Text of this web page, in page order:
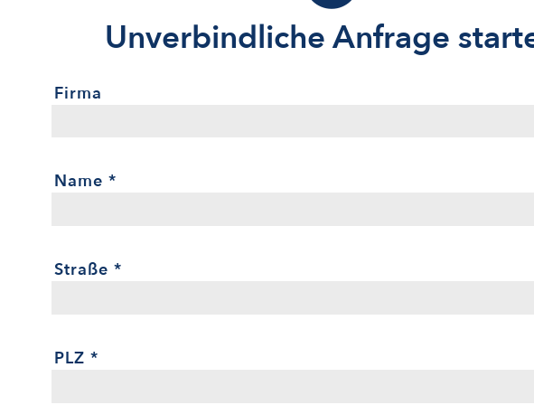
Unverbindliche Anfrage
Firma
Name*
Straße*
PLZ*